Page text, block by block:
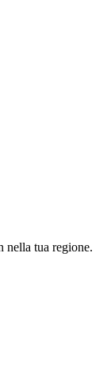
nella tua regione.